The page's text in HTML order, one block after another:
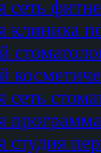
клиника
студия